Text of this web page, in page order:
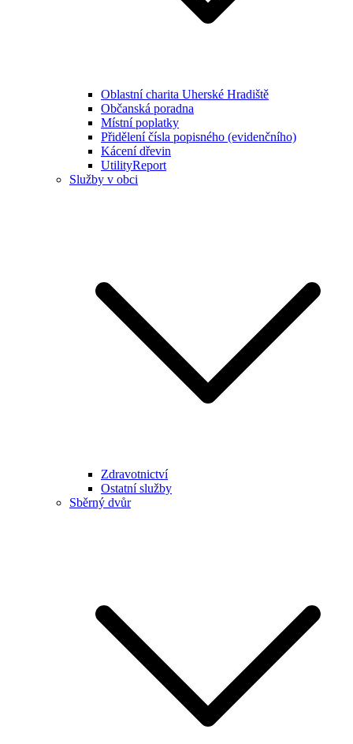
Oblastní charita Uherské Hradiště
Občanská poradna
Místní poplatky
Přidělení čísla popisného (evidenčního)
Kácení dřevin
UtilityReport
Služby v obci
Zdravotnictví
Ostatní služby
Sběrný dvůr